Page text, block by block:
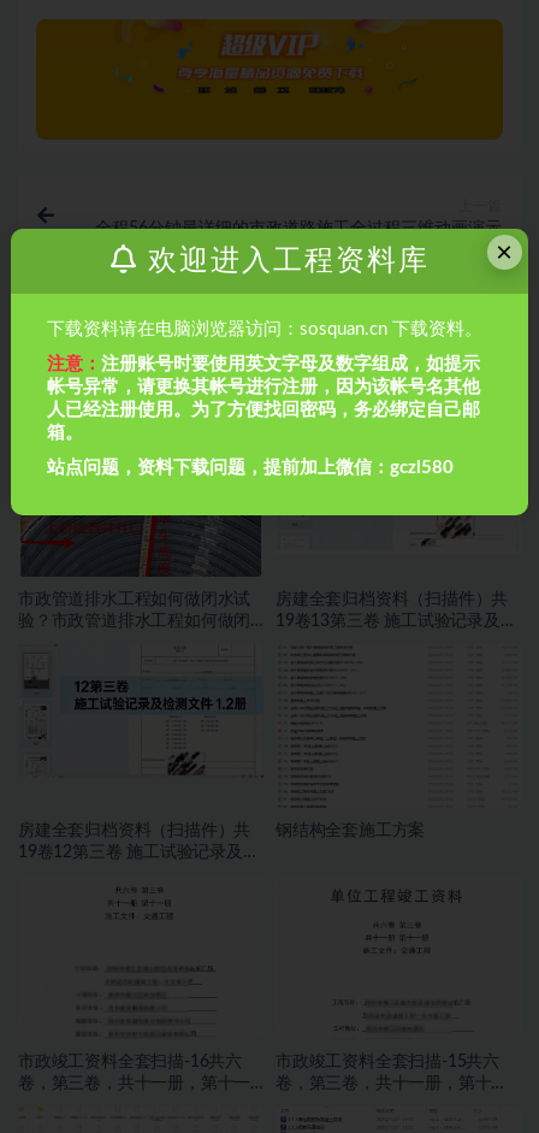
全程56分钟最详细的市政道路施工全过程三维动画演示
铝模安装工艺技术交底
相关文章
市政管道排水工程如何做闭水试
验？市政管道排水工程如何做闭
房建全套归档资料（扫描件）共
19卷13第三卷 施工试验记录及检
测文件 2.2册
房建全套归档资料（扫描件）共
19卷12第三卷 施工试验记录及检
钢结构全套施工方案
市政竣工资料全套扫描-16共六
卷，第三卷，共十一册，第十一
册，施工文件，交通工程
市政竣工资料全套扫描-15共六
卷，第三卷，共十一册，第十
册，施工文件，亮化工程
×
欢迎进入工程资料库
下载资料请在电脑浏览器访问：sosquan.cn 下载资料。
注意：注册账号时要使用英文字母及数字组成，如提示
帐号异常，请更换其帐号进行注册，因为该帐号名其他
人已经注册使用。为了方便找回密码，务必绑定自己邮
箱。
站点问题，资料下载问题，提前加上微信：gczl580